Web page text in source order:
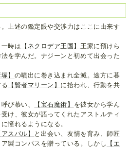
上述の鑑定眼や交渉力はここに由来す
時は 【ネクロデア王国】王家に預けら
を学んだ。ナジーンと初めて出会った
】 の噴出に巻き込まれ全滅。途方に暮
【賢者マリーン】 に拾われ、行動を共
び慕い、
【宝石魔術】 を彼女から学ん
け、彼女が語ってくれたアストルティ
憧れるようになる。
アスバル】
と出会い、友情を育み、師匠
製コンパスを贈っている。しかし
【エ